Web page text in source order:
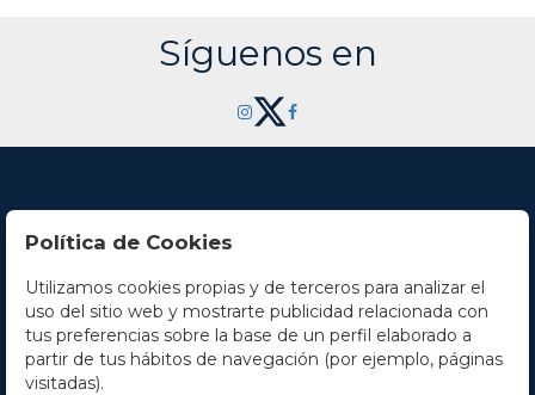
Síguenos en
Contacto
Horario
La empresa
Política de Cookies
Utilizamos cookies propias y de terceros para analizar el
uso del sitio web y mostrarte publicidad relacionada con
tus preferencias sobre la base de un perfil elaborado a
partir de tus hábitos de navegación (por ejemplo, páginas
visitadas).